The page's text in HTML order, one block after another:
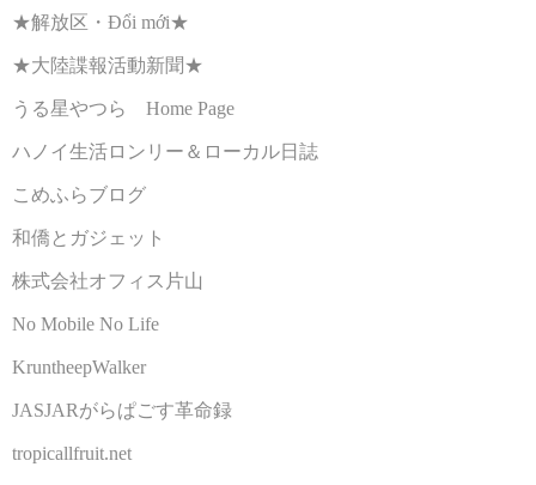
★解放区・Đổi mới★
★大陸諜報活動新聞★
うる星やつら Home Page
ハノイ生活ロンリー＆ローカル日誌
こめふらブログ
和僑とガジェット
株式会社オフィス片山
No Mobile No Life
KruntheepWalker
JASJARがらぱごす革命録
tropicallfruit.net